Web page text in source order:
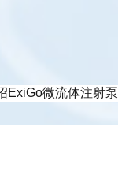
ExiGo微流体注射泵